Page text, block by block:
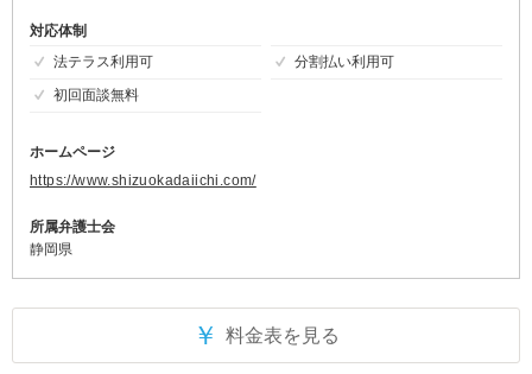
対応体制
法テラス利用可
分割払い利用可
初回面談無料
ホームページ
https://www.shizuokadaiichi.com/
所属弁護士会
静岡県
￥ 料金表を見る